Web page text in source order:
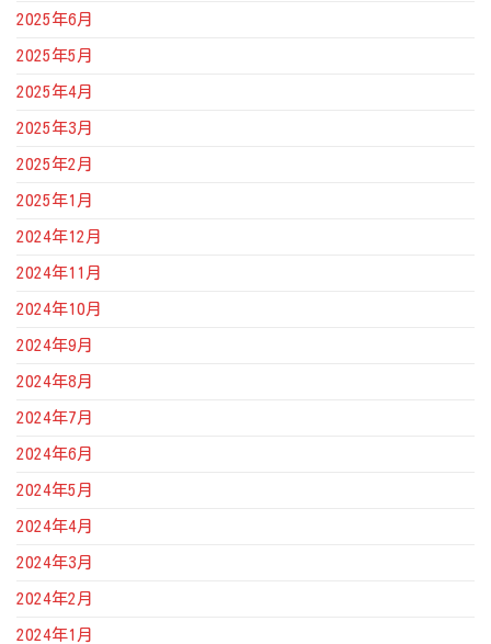
2025年6月
2025年5月
2025年4月
2025年3月
2025年2月
2025年1月
2024年12月
2024年11月
2024年10月
2024年9月
2024年8月
2024年7月
2024年6月
2024年5月
2024年4月
2024年3月
2024年2月
2024年1月